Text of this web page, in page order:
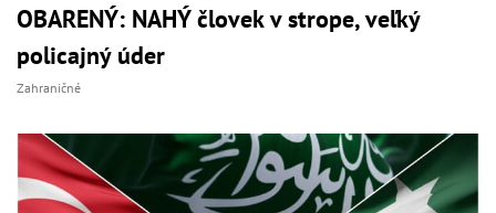
OBARENÝ: NAHÝ človek v strope, veľký
policajný úder
Zahraničné